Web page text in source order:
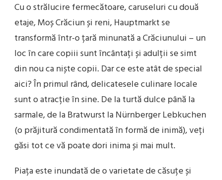
Cu o strălucire fermecătoare, caruseluri cu două
etaje, Moș Crăciun și reni, Hauptmarkt se
transformă într-o țară minunată a Crăciunului – un
loc în care copiii sunt încântați și adulții se simt
din nou ca niște copii. Dar ce este atât de special
aici? În primul rând, delicatesele culinare locale
sunt o atracție în sine. De la turtă dulce până la
sarmale, de la Bratwurst la Nürnberger Lebkuchen
(o prăjitură condimentată în formă de inimă), veți
găsi tot ce vă poate dori inima și mai mult.
Piața este inundată de o varietate de căsuțe și